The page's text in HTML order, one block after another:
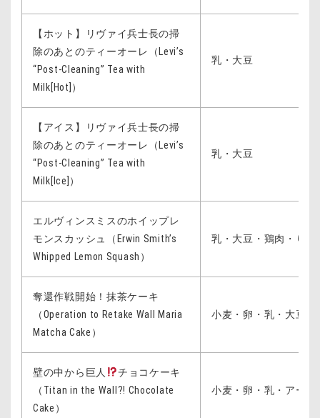
【ホット】リヴァイ兵士長の掃
除のあとのティーオーレ（Levi’s
“Post-Cleaning” Tea with
Milk[Hot]）
乳・大豆
【アイス】リヴァイ兵士長の掃
除のあとのティーオーレ（Levi’s
“Post-Cleaning” Tea with
Milk[Ice]）
乳・大豆
エルヴィンスミスのホイップレ
モンスカッシュ（Erwin Smith’s
Whipped Lemon Squash）
乳・大豆・鶏肉・りん
奪還作戦開始！抹茶ケーキ
（Operation to Retake Wall Maria
Matcha Cake）
小麦・卵・乳・大豆・
壁の中から巨人
チョコケーキ
（Titan in the Wall?! Chocolate
Cake）
小麦・卵・乳・アー